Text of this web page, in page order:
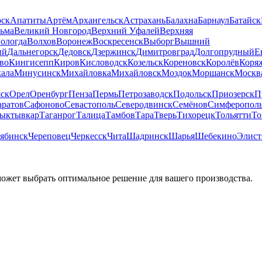
АпатитыАртёмАрхангельскАстраханьБалахнаБарнаулБатайск
Великий НовгородВерхний УфалейВерхняя
ВолховВоронежВоскресенскВыборгВышний
ДальнегорскДедовскДзержинскДимитровградДолгопрудный
КингисеппКировКисловодскКозельскКореновскКоролёв
МинусинскМихайловкаМихайловскМоздокМоршанск
ОрелОренбургПензаПермьПетрозаводскПодольскПриозерск
СафоновоСевастопольСеверодвинскСемёнов
ТаганрогТалицаТамбовТараТверьТихорецкТольятти
ЧереповецЧеркесскЧитаШадринскШарьяШебекино
выбрать оптимальное решение для вашего производства.